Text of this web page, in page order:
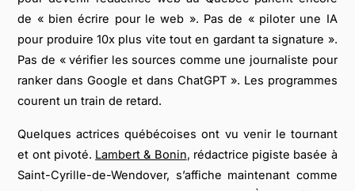
de « bien écrire pour le web ». Pas de « piloter une IA
pour produire 10x plus vite tout en gardant ta signature ».
Pas de « vérifier les sources comme une journaliste pour
ranker dans Google et dans ChatGPT ». Les programmes
courent un train de retard.
Quelques actrices québécoises ont vu venir le tournant
et ont pivoté. Lambert & Bonin, rédactrice pigiste basée à
Saint-Cyrille-de-Wendover, s’affiche maintenant comme